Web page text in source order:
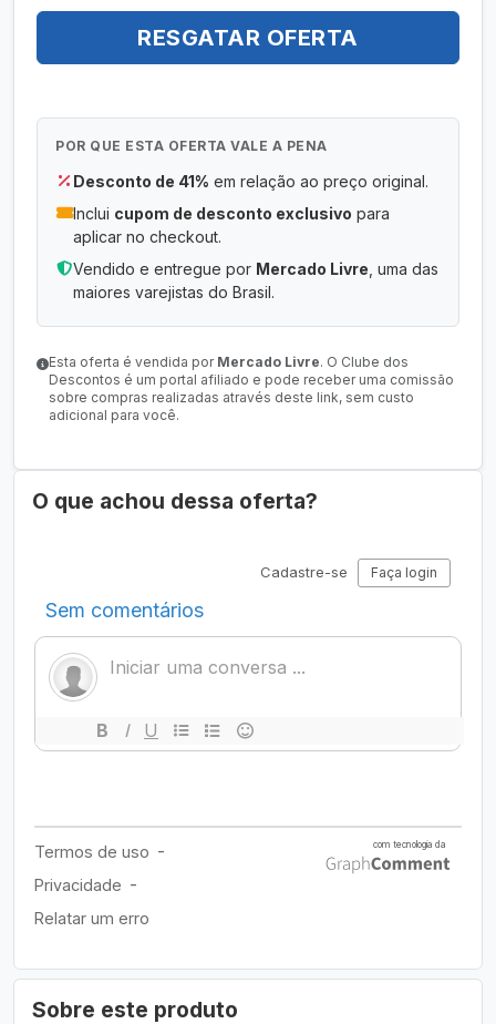
RESGATAR OFERTA
POR QUE ESTA OFERTA VALE A PENA
Desconto de 41% em relação ao preço original.
Inclui cupom de desconto exclusivo para
aplicar no checkout.
Vendido e entregue por Mercado Livre , uma das
maiores varejistas do Brasil.
Esta oferta é vendida por Mercado Livre. O Clube dos
Descontos é um portal afiliado e pode receber uma comissão
sobre compras realizadas através deste link, sem custo
adicional para você.
Sobre este produto
O que achou dessa oferta?